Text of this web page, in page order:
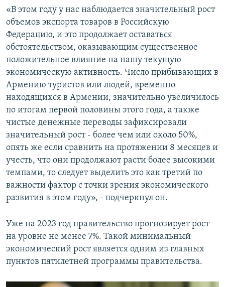
«В этом году у нас наблюдается значительный рост
объемов экспорта товаров в Российскую
Федерацию, и это продолжает оставаться
обстоятельством, оказывающим существенное
положительное влияние на нашу текущую
экономическую активность. Число прибывающих в
Армению туристов или людей, временно
находящихся в Армении, значительно увеличилось
по итогам первой половины этого года, а также
чистые денежные переводы зафиксировали
значительный рост - более чем или около 50%,
опять же если сравнить на протяжении 8 месяцев и
учесть, что они продолжают расти более высокими
темпами, то следует выделить это как третий по
важности фактор с точки зрения экономического
развития в этом году», - подчеркнул он.
Уже на 2023 год правительство прогнозирует рост
на уровне не менее 7%. Такой минимальный
экономический рост является одним из главных
пунктов пятилетней программы правительства.